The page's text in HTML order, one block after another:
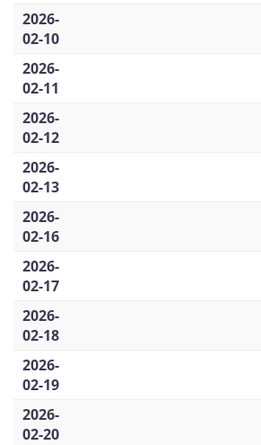
2026-
02-10
2026-
02-11
2026-
02-12
2026-
02-13
2026-
02-16
2026-
02-17
2026-
02-18
2026-
02-19
2026-
02-20